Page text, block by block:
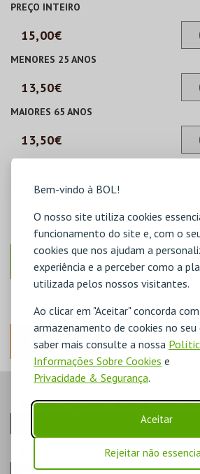
Bem-vindo à BOL!
O nosso site utiliza cookies
funcionamento do site e, com o
cookies que nos ajudam a
experiência e a perceber como a
utilizada pelos nossos visitantes.
Ao clicar em "Aceitar" concorda
armazenamento de cookies no seu
saber mais consulte a nossa
Informações Sobre Cookies e
Privacidade & Segurança.
Aceitar
Rejeitar não
PREÇO INTEIRO
15,00€
MENORES 25 ANOS
13,50€
MAIORES 65 ANOS
13,50€
ESTUDANTES/DESEMPREGADOS
13,50€
ANTERIOR
PASSO- QUANTIDADE
- PRODUTO